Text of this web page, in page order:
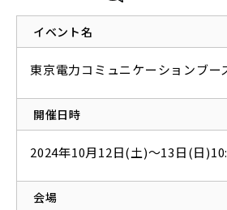
イベント名
東京電力コミュニケーションブー
開催日時
2024年10月12日(土)～13日(日
会場